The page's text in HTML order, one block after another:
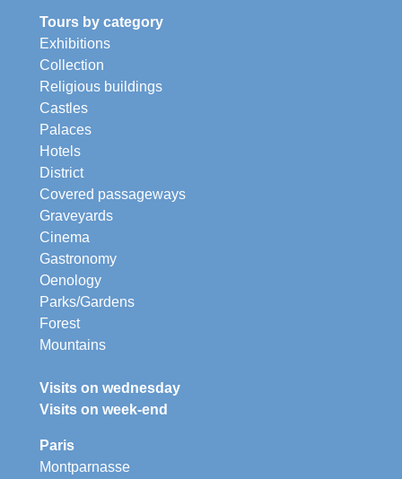
Tours by category
Exhibitions
Collection
Religious buildings
Castles
Palaces
Hotels
District
Covered passageways
Graveyards
Cinema
Gastronomy
Oenology
Parks/Gardens
Forest
Mountains
Visits on wednesday
Visits on week-end
Paris
Montparnasse